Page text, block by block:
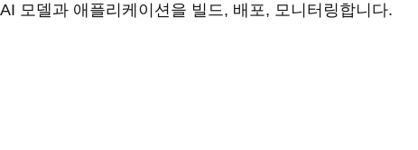
AI 모델과 애플리케이션을 빌드, 배포, 모니터링합니다.